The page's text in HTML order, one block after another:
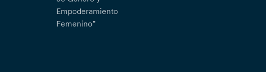
Empoderamiento
Femenino”